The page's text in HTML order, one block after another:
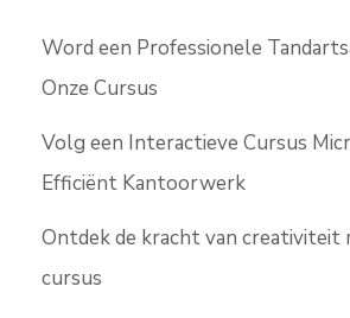
Word een Professionele
Onze Cursus
Volg een Interactieve Cursus
Efficiënt Kantoorwerk
Ontdek de kracht van creativiteit
cursus